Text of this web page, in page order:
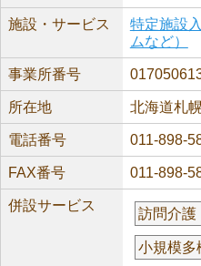
施設・サービス
特定施設
ムなど）
事業所番号
所在地 北海道札
電話番号 011-898-
FAX番号 011-898-
併設サービス
訪問介護
小規模多